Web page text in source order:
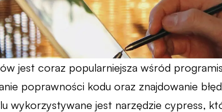
jest coraz popularniejsza wśród
poprawności kodu oraz znajdowanie
wykorzystywane jest narzędzie cypress,